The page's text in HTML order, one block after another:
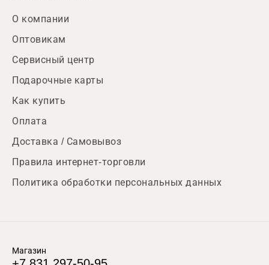
О компании
Оптовикам
Сервисный центр
Подарочные карты
Как купить
Оплата
Доставка / Самовывоз
Правила интернет-торговли
Политика обработки персональных данных
Магазин